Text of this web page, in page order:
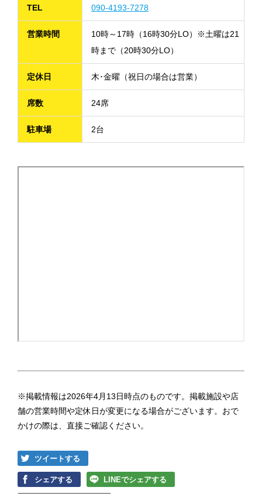
TEL 090-4193-7278
営業時間
10時～17時（16時30分LO）※土曜は21
時まで（20時30分LO）
定休日 木･金曜（祝日の場合は営業）
席数 24席
駐車場 2台
※掲載情報は2026年4月13日時点のものです。掲載施設や店
舗の営業時間や定休日が変更になる場合がございます。おで
かけの際は、直接ご確認ください。
ツイートする
シェアする LINEでシェアする